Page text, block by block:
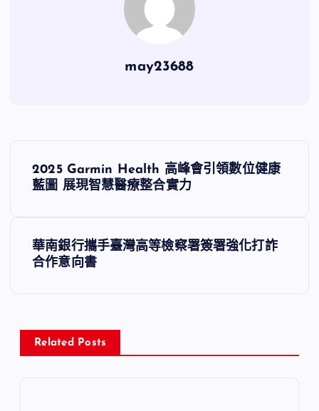
may23688
文
章
覽
2025 Garmin Health 高峰會引領數位健康
藍圖 展現智慧醫療整合實力
華南銀行攜手臺灣高等檢察署簽署強化打詐
合作意向書
Related Posts